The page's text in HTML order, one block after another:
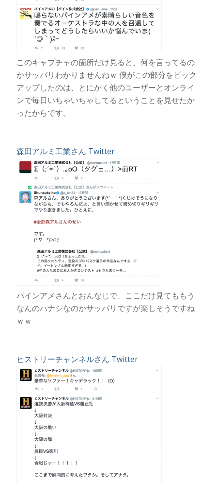
このキャプチャの箇所だけ見ると、何を言ってるの
かサッパリわかりませんねｗ 僕がこの部分をピック
アップしたのは、とにかく他のユーザーとオンライ
ンで毎日いちゃいちゃしてるということを見せたか
ったからです。
森田アルミ工業さん Twitter
パインアメさんとおんなじで、ここだけ見てももう
なんのハナシなのかサッパリですが楽しそうですね
ｗｗ
ヒストリーチャンネルさん Twitter